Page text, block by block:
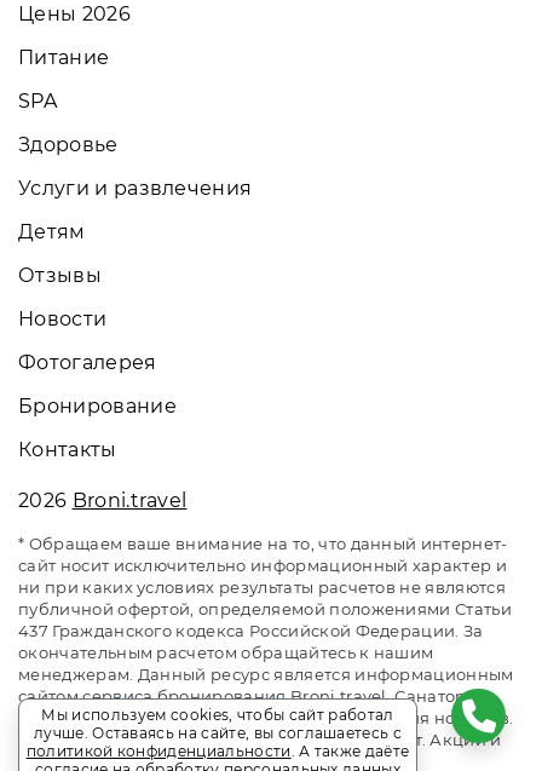
Цены 2026
Питание
SPA
Здоровье
Услуги и развлечения
Детям
Отзывы
Новости
Фотогалерея
Бронирование
Контакты
2026 Broni.travel
* Обращаем ваше внимание на то, что данный интернет-
сайт носит исключительно информационный характер и
ни при каких условиях результаты расчетов не являются
публичной офертой, определяемой положениями Статьи
437 Гражданского кодекса Российской Федерации. За
окончательным расчетом обращайтесь к нашим
менеджерам. Данный ресурс является информационным
сайтом сервиса бронирования Broni.travel. Санаторий
«Юность» Беларусь. Сайт онлайн бронирования номеров.
Актуальные цены, прайс-листы и наличие мест. Акции и
спецпредложения. Выгодное бронирование.
Мы используем cookies, чтобы сайт работал
лучше. Оставаясь на сайте, вы соглашаетесь с
политикой конфиденциальности. А также даёте